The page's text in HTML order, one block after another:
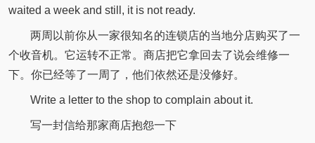
waited a week and still, it is not ready.
两周以前你从一家很知名的连锁店的当地分店购买了一
个收音机。它运转不正常。商店把它拿回去了说会维修一
下。你已经等了一周了，他们依然还是没修好。
Write a letter to the shop to complain about it.
写一封信给那家商店抱怨一下